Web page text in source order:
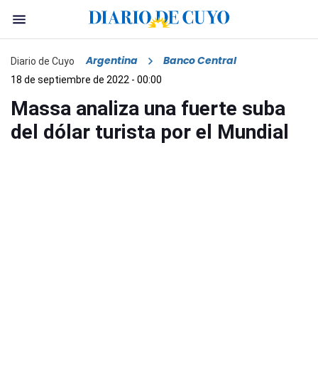
Diario de Cuyo Argentina Banco Central
18 de septiembre de 2022 - 00:00
Massa analiza una fuerte suba
del dólar turista por el Mundial